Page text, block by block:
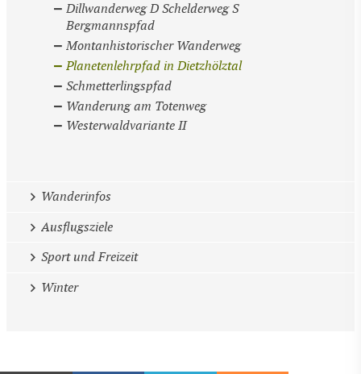
Dillwanderweg D Schelderweg S
Bergmannspfad
Montanhistorischer Wanderweg
Planetenlehrpfad in Dietzhölztal
Schmetterlingspfad
Wanderung am Totenweg
Westerwaldvariante II
Wanderinfos
Ausflugsziele
Sport und Freizeit
Winter